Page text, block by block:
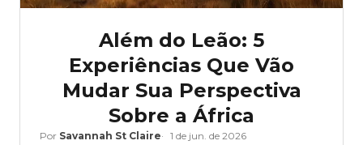
Além do Leão: 5
Experiências Que Vão
Mudar Sua Perspectiva
Sobre a África
Por Savannah St Claire
1 de jun. de 2026